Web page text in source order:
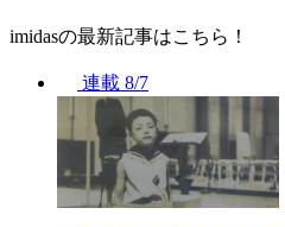
imidasの最新記事はこちら！
連載 8/7